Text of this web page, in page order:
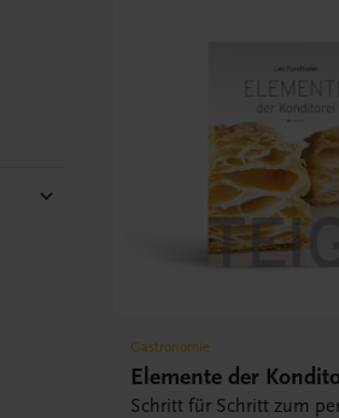
Gastronomie
Elemente der
Schritt für Schritt zum